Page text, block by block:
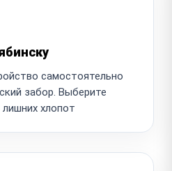
самостоятельно
забор. Выберите
хлопот